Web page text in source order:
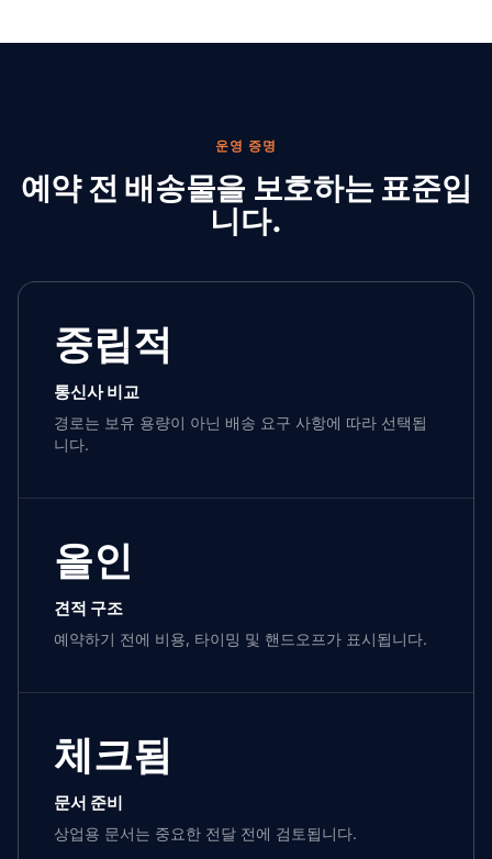
운영 증명
예약 전 배송물을 보호하는 표준입
니다.
중립적
통신사 비교
경로는 보유 용량이 아닌 배송 요구 사항에 따라 선택됩
니다.
올인
견적 구조
예약하기 전에 비용, 타이밍 및 핸드오프가 표시됩니다.
체크됨
문서 준비
상업용 문서는 중요한 전달 전에 검토됩니다.